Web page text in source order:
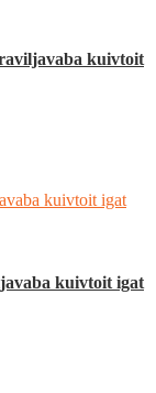
kuivtoit
kuivtoit igat